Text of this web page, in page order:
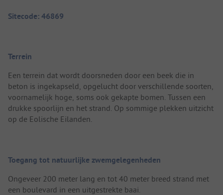
Sitecode: 46869
Terrein
Een terrein dat wordt doorsneden door een beek die in
beton is ingekapseld, opgelucht door verschillende soorten,
voornamelijk hoge, soms ook gekapte bomen. Tussen een
drukke spoorlijn en het strand. Op sommige plekken uitzicht
op de Eolische Eilanden.
Toegang tot natuurlijke zwemgelegenheden
Ongeveer 200 meter lang en tot 40 meter breed strand met
een boulevard in een uitgestrekte baai.